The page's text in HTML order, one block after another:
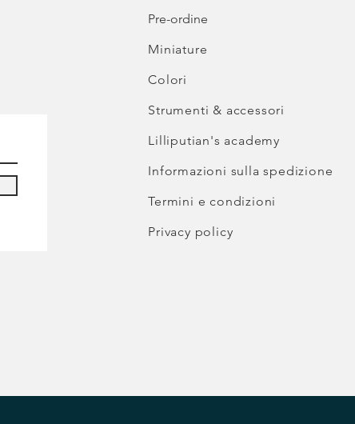
Pre-ordine
Miniature
Colori
Strumenti & accessori
Lilliputian's academy
Informazioni sulla spedizione
Termini e condizioni
Privacy policy